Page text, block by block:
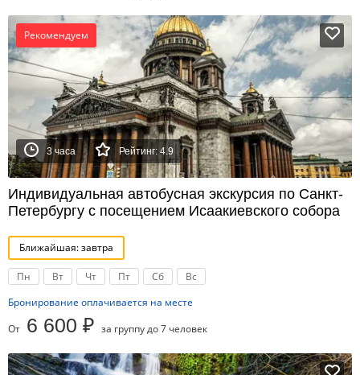
Рекомендуем
3 часа Рейтинг: 4.9
Индивидуальная автобусная экскурсия по Санкт-
Петербургу с посещением Исаакиевского собора
Ближайшая: завтра
Пн Вт Чт Пт Сб
Вс
Бронирование оплачивается на месте
От 6 600 ₽ за группу до 7 человек